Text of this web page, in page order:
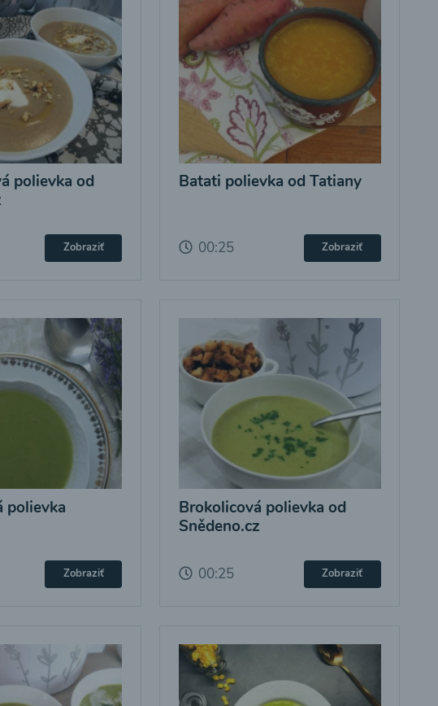
polievka od
Zobraziť
Batati polievka od Tatiany
00:25 Zobraziť
polievka
Zobraziť
Brokolicová polievka od
Snědeno.cz
00:25 Zobraziť